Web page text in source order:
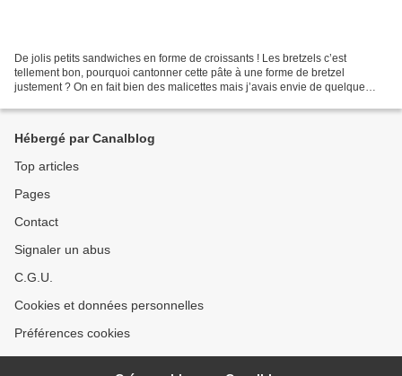
De jolis petits sandwiches en forme de croissants ! Les bretzels c’est
tellement bon, pourquoi cantonner cette pâte à une forme de bretzel
justement ? On en fait bien des malicettes mais j’avais envie de quelque
Hébergé par Canalblog
Top articles
Pages
Contact
Signaler un abus
C.G.U.
Cookies et données personnelles
Préférences cookies